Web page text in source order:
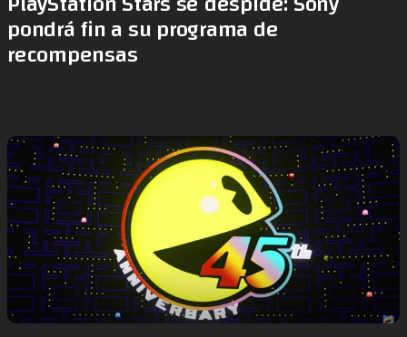
pondrá fin a su programa de
recompensas